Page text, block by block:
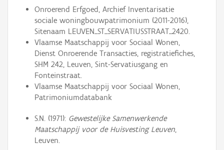
Onroerend Erfgoed, Archief Inventarisatie
sociale woningbouwpatrimonium (2011-2016),
Sitenaam LEUVEN_ST_SERVATIUSSTRAAT_2420.
Vlaamse Maatschappij voor Sociaal Wonen,
Dienst Onroerende Transacties, registratiefiches,
SHM 242, Leuven, Sint-Servatiusgang en
Fonteinstraat.
Vlaamse Maatschappij voor Sociaal Wonen,
Patrimoniumdatabank
S.N. (1971): Gewestelijke Samenwerkende
Maatschappij voor de Huisvesting Leuven,
Leuven.